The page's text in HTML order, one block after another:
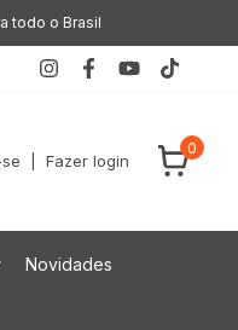
todo o Brasil
Fazer login
0
Novidades